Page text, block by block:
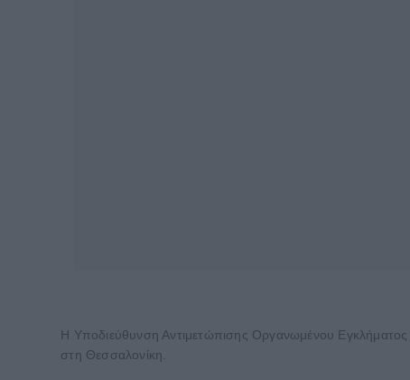
Η Υποδιεύθυνση Αντιμετώπισης Οργανωμένου Εγκλήματος
στη Θεσσαλονίκη.